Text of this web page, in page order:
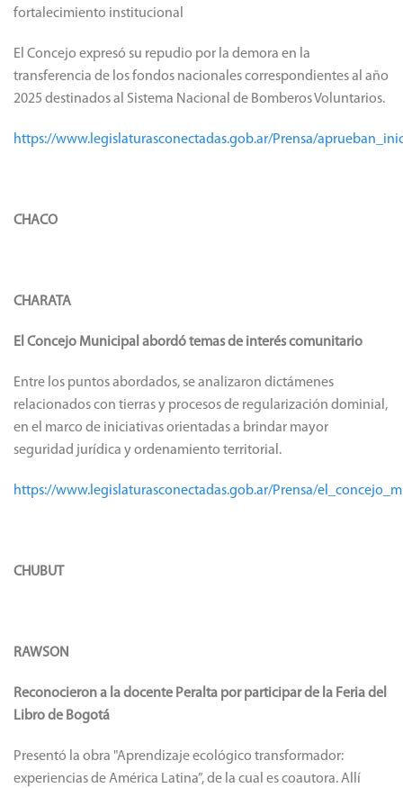
fortalecimiento institucional
El Concejo expresó su repudio por la demora en la
transferencia de los fondos nacionales correspondientes al año
2025 destinados al Sistema Nacional de Bomberos Voluntarios.
https://www.legislaturasconectadas.gob.ar/Prensa/
CHACO
CHARATA
El Concejo Municipal abordó temas de interés comunitario
Entre los puntos abordados, se analizaron dictámenes
relacionados con tierras y procesos de regularización dominial,
en el marco de iniciativas orientadas a brindar mayor
seguridad jurídica y ordenamiento territorial.
https://www.legislaturasconectadas.gob.ar/Prensa/
CHUBUT
RAWSON
Reconocieron a la docente Peralta por participar de la Feria del
Libro de Bogotá
Presentó la obra "Aprendizaje ecológico transformador:
experiencias de América Latina”, de la cual es coautora. Allí